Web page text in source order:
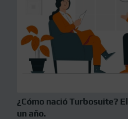
¿Cómo nació Turbosuite?
un año.